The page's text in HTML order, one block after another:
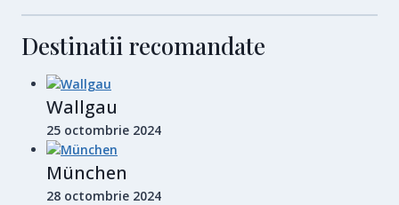
Destinatii recomandate
Wallgau
25 octombrie 2024
München
28 octombrie 2024